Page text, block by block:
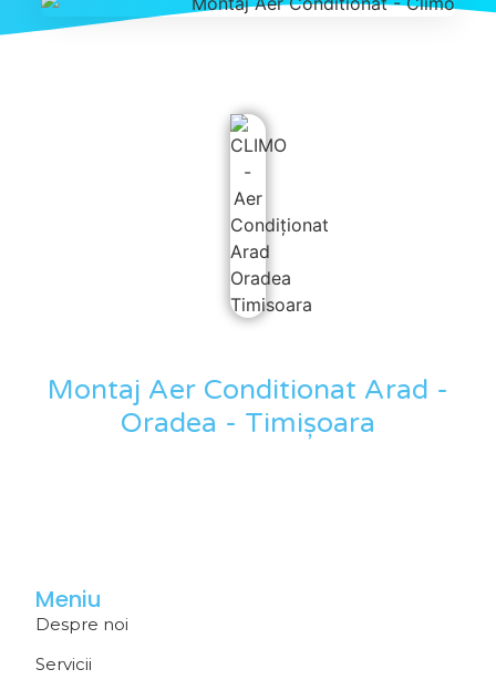
Montaj Aer Conditionat Arad -
Oradea - Timișoara
Meniu
Despre noi
Servicii